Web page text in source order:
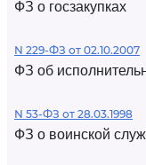
ФЗ о госзакупках
N 229-ФЗ от 02.10.2007
ФЗ об
N 53-ФЗ от 28.03.1998
ФЗ о воинской